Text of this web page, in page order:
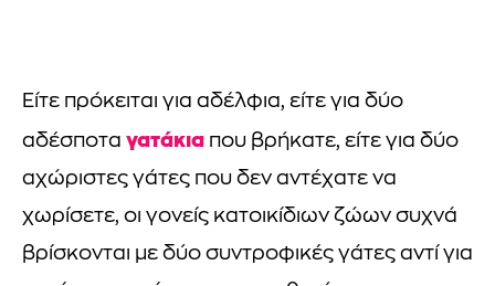
Είτε πρόκειται για αδέλφια, είτε για δύο
αδέσποτα γατάκια που βρήκατε, είτε για δύο
αχώριστες γάτες που δεν αντέχατε να
χωρίσετε, οι γονείς κατοικίδιων ζώων συχνά
βρίσκονται με δύο συντροφικές γάτες αντί για